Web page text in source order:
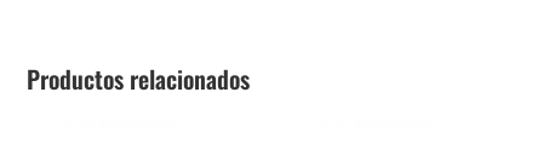
Productos relacionados